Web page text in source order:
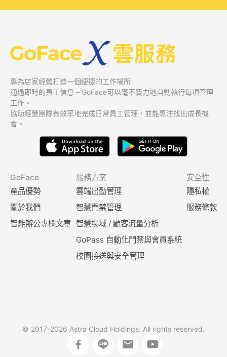
專為店家經營打造一個便捷的工作場所
通過即時的員工信息 – GoFace可以毫不費力地自動執行每項管理
工作。
協助經營團隊有效率地完成日常員工管理，並能專注找出成長機
會。
GoFace
產品優勢
關於我們
智能辦公專欄文章
服務方案
雲端出勤管理
智慧門禁管理
智慧場域 / 顧客流量分析
GoPass 自動化門禁與會員系統
校園接送與安全管理
安全性
隱私權
服務條款
© 2017-2026 Astra Cloud Holdings. All rights reserved.